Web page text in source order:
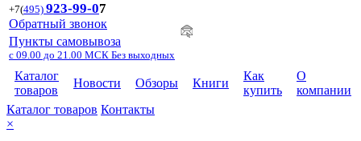
+7(495) 923-99-07
Обратный звонок
Пункты самовывоза
с 09.00 до 21.00 МСК Без выходных
Каталог
товаров
Новости Обзоры Книги
Как
купить
О
компании
Каталог товаров Контакты
×